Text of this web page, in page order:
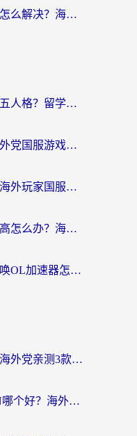
手机海外地区看视频限制怎么解决？海外党追剧看片的实用指南
在国外用什么加速器打第五人格？留学生亲测：这6个功能才是关键！
比利时怎么玩三国杀？海外党国服游戏加速器终极指南（附问道CODOL优化方案）
外国可以打流放之路吗？海外玩家国服游戏畅玩终极指南（附实测推荐）
叫我大掌柜国外玩延迟很高怎么办？海外党亲测的国服游戏加速全攻略
海外党必看：免费使命召唤OL加速器怎么选？3个国服游戏加速痛点一次性解决
雷神手游和海归好用吗？海外党亲测3款热门回国加速器+番茄加速器深度体验
Malus好用吗？和ChickCN哪个好？海外党亲测：选对回国加速器，追剧游戏不卡顿